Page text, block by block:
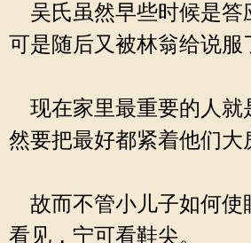
吴氏虽然早些时候是答
可是随后又被林翁给说服
现在家里最重要的人就
然要把最好都紧着他们大
故而不管小儿子如何使
看见，宁可看鞋尖。